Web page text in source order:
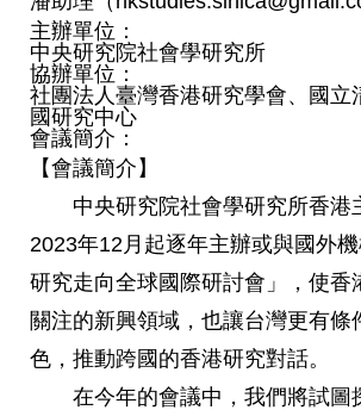
主辦單位：
中央研究院社會學研究所
協辦單位：
社團法人臺灣香港研究學會、國立
國研究中心
會議簡介：
【會議簡介】
中央研究院社會學研究所香港
2023年12月起逐年主辦或與國外
研究走向全球國際研討會」，使香
關注的新興領域，也讓台灣更有條
色，推動跨國的香港研究對話。
在今年的會議中，我們將試圖